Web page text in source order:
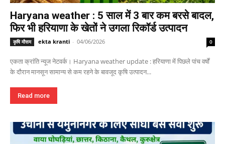
Haryana weather : 5 साल में 3 बार कम बरसे बादल,
फिर भी हरियाणा के खेतों ने उगला रिकॉर्ड उत्पादन
कृषि मौसम ekta kranti - 04/06/2026 0
एकता क्रांति न्यूज नेटवर्क। Haryana weather update : हरियाणा में पिछले पांच वर्षों
के दौरान मानसून सामान्य से कम रहने के बावजूद कृषि उत्पादन...
Read more